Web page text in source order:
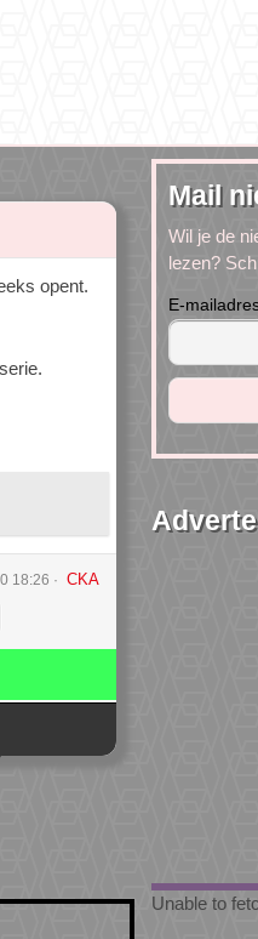
opent.
18:26 CKA
Mail
Wil je de
lezen?
E-
Unable to